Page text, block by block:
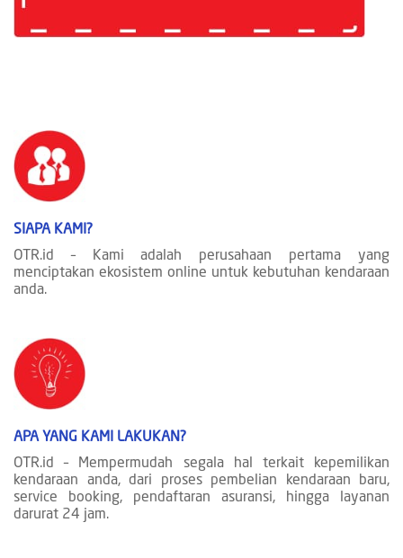
SIAPA KAMI?
OTR.id – Kami adalah perusahaan pertama yang
menciptakan ekosistem online untuk kebutuhan kendaraan
anda.
APA YANG KAMI LAKUKAN?
OTR.id – Mempermudah segala hal terkait kepemilikan
kendaraan anda, dari proses pembelian kendaraan baru,
service booking, pendaftaran asuransi, hingga layanan
darurat 24 jam.